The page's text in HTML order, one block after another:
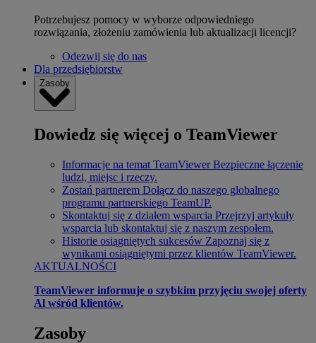
Potrzebujesz pomocy w wyborze odpowiedniego
rozwiązania, złożeniu zamówienia lub aktualizacji licencji?
Odezwij się do nas
Dla przedsiębiorstw
Zasoby
Dowiedz się więcej o TeamViewer
Informacje na temat TeamViewer Bezpieczne łączenie
ludzi, miejsc i rzeczy.
Zostań partnerem Dołącz do naszego globalnego
programu partnerskiego TeamUP.
Skontaktuj się z działem wsparcia Przejrzyj artykuły
wsparcia lub skontaktuj się z naszym zespołem.
Historie osiągniętych sukcesów Zapoznaj się z
wynikami osiągniętymi przez klientów TeamViewer.
AKTUALNOŚCI
TeamViewer informuje o szybkim przyjęciu swojej oferty
Al wśród klientów.
Zasoby